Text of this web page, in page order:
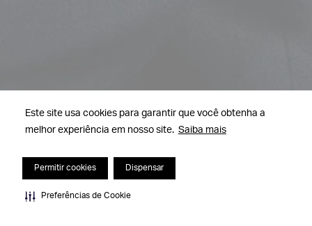
Este site usa cookies para garantir que você obtenha a
melhor experiência em nosso site. Saiba mais
Permitir cookies Dispensar
Preferências de Cookie